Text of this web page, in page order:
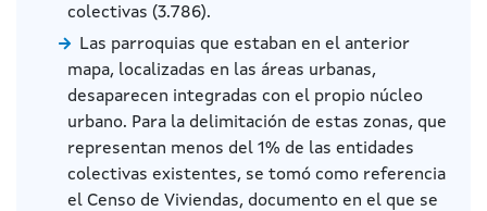
colectivas (3.786).
Las parroquias que estaban en el anterior
mapa, localizadas en las áreas urbanas,
desaparecen integradas con el propio núcleo
urbano. Para la delimitación de estas zonas, que
representan menos del 1% de las entidades
colectivas existentes, se tomó como referencia
el Censo de Viviendas, documento en el que se